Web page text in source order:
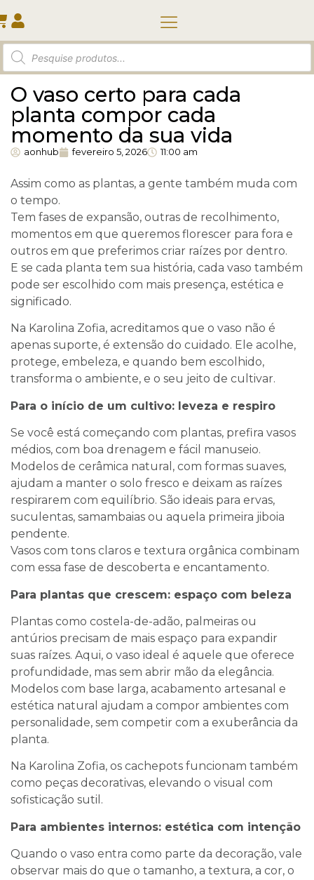
O vaso certo para cada
planta compor cada
momento da sua vida
aonhub fevereiro 5, 2026 11:00 am
Assim como as plantas, a gente também muda com
o tempo.
Tem fases de expansão, outras de recolhimento,
momentos em que queremos florescer para fora e
outros em que preferimos criar raízes por dentro.
E se cada planta tem sua história, cada vaso também
pode ser escolhido com mais presença, estética e
significado.
Na Karolina Zofia, acreditamos que o vaso não é
apenas suporte, é extensão do cuidado. Ele acolhe,
protege, embeleza, e quando bem escolhido,
transforma o ambiente, e o seu jeito de cultivar.
Para o início de um cultivo: leveza e respiro
Se você está começando com plantas, prefira vasos
médios, com boa drenagem e fácil manuseio.
Modelos de cerâmica natural, com formas suaves,
ajudam a manter o solo fresco e deixam as raízes
respirarem com equilíbrio. São ideais para ervas,
suculentas, samambaias ou aquela primeira jiboia
pendente.
Vasos com tons claros e textura orgânica combinam
com essa fase de descoberta e encantamento.
Para plantas que crescem: espaço com beleza
Plantas como costela-de-adão, palmeiras ou
antúrios precisam de mais espaço para expandir
suas raízes. Aqui, o vaso ideal é aquele que oferece
profundidade, mas sem abrir mão da elegância.
Modelos com base larga, acabamento artesanal e
estética natural ajudam a compor ambientes com
personalidade, sem competir com a exuberância da
planta.
Na Karolina Zofia, os cachepots funcionam também
como peças decorativas, elevando o visual com
sofisticação sutil.
Para ambientes internos: estética com intenção
Quando o vaso entra como parte da decoração, vale
observar mais do que o tamanho, a textura, a cor, o